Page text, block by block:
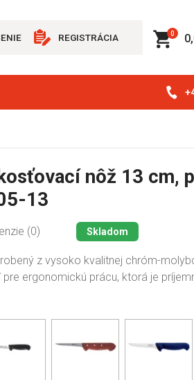
REGISTRÁCIA 0
nôž 13 cm,
13
(0) Skladom
z vysoko kvalitnej chróm-
ergonomickú prácu, ktorá je